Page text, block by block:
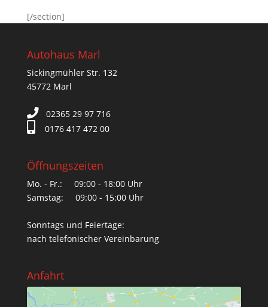
[/section]
Autohaus Marl
Sickingmühler Str. 132
45772 Marl
02365 29 97 716
0176 417 472 00
Öffnungszeiten
Mo. - Fr.: 09:00 - 18:00 Uhr
Samstag: 09:00 - 15:00 Uhr
Sonntags und Feiertage:
nach telefonischer Vereinbarung
Anfahrt